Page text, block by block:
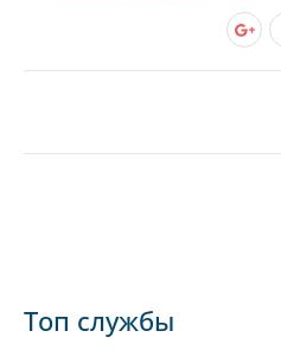
Топ службы